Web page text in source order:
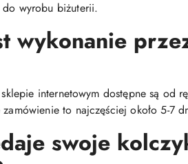
do wyrobu biżuterii.
wykonanie
internetowym dostępne są
to najczęściej około 5-7
swoje